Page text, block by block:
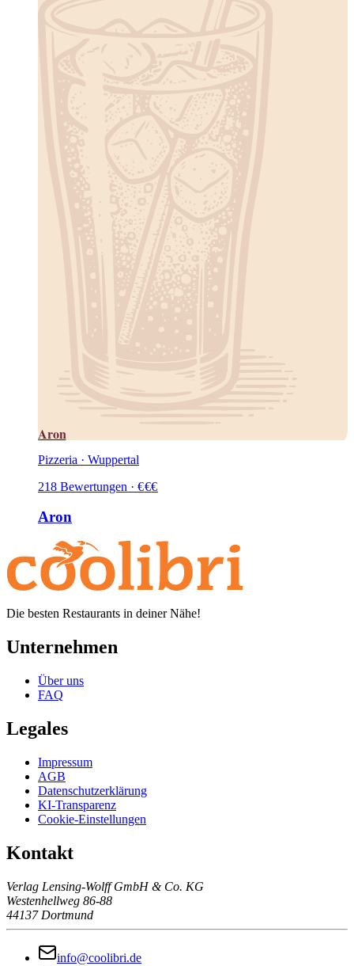
Aron
Pizzeria · Wuppertal
218 Bewertungen · €€€
Aron
Die besten Restaurants in deiner Nähe!
Unternehmen
Über uns
FAQ
Legales
Impressum
AGB
Datenschutzerklärung
KI-Transparenz
Cookie-Einstellungen
Kontakt
Verlag Lensing-Wolff GmbH & Co. KG
Westenhellweg 86-88
44137 Dortmund
info@coolibri.de